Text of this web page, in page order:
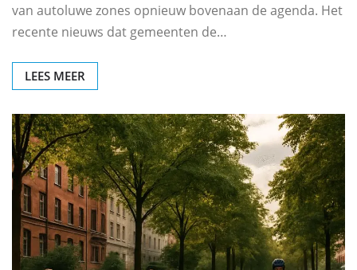
van autoluwe zones opnieuw bovenaan de agenda. Het
recente nieuws dat gemeenten de…
LEES MEER